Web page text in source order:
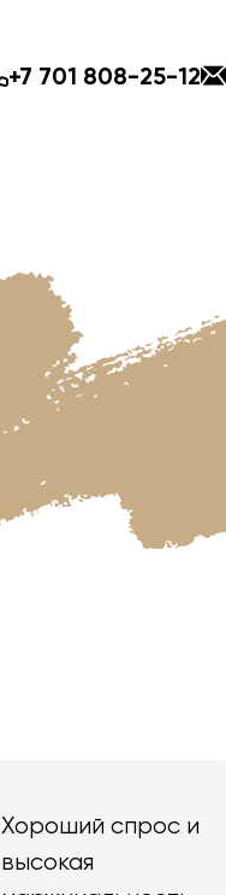
+7 701 808-25-12
Хороший спрос и
высокая